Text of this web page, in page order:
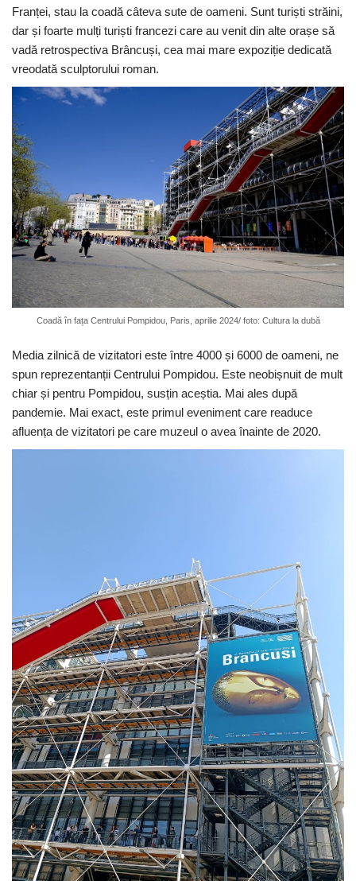
Franței, stau la coadă câteva sute de oameni. Sunt turiști străini,
dar și foarte mulți turiști francezi care au venit din alte orașe să
vadă retrospectiva Brâncuși, cea mai mare expoziție dedicată
vreodată sculptorului roman.
Coadă în fața Centrului Pompidou, Paris, aprilie 2024/ foto: Cultura la dubă
Media zilnică de vizitatori este între 4000 și 6000 de oameni, ne
spun reprezentanții Centrului Pompidou. Este neobișnuit de mult
chiar și pentru Pompidou, susțin aceștia. Mai ales după
pandemie. Mai exact, este primul eveniment care readuce
afluența de vizitatori pe care muzeul o avea înainte de 2020.